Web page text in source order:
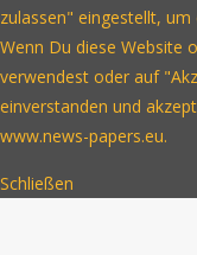
zulassen" eingestellt,
Wenn Du diese Website
verwendest oder auf
einverstanden und
www.news-papers.eu.
Schließen